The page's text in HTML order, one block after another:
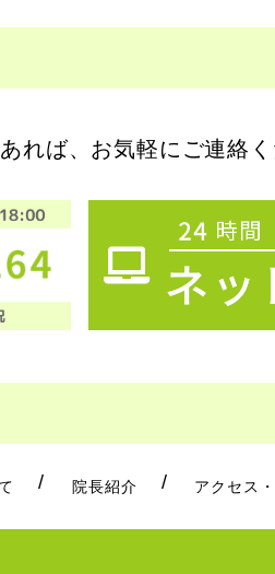
れば、お気軽にご連絡
院長紹介 アクセス